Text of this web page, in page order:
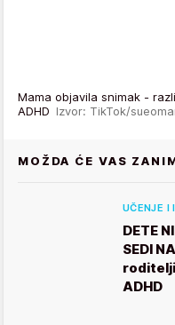
Mama objavila snimak -
ADHD Izvor: TikTok/
MOŽDA ĆE VAS
UČENJE I
DETE
SEDI
ADHD